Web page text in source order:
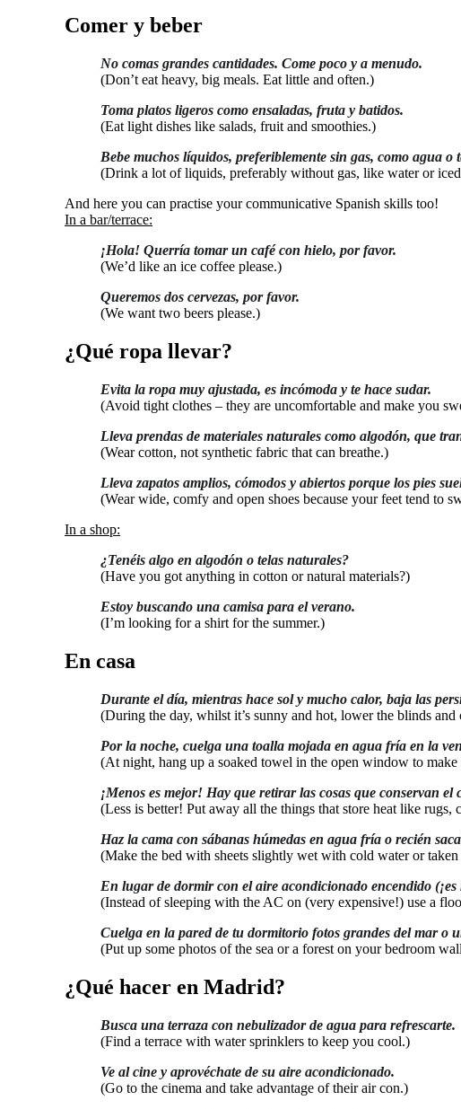
Comer y beber
No comas grandes cantidades. Come poco y a menudo.
(Don’t eat heavy, big meals. Eat little and often.)
Toma platos ligeros como ensaladas, fruta y batidos.
(Eat light dishes like salads, fruit and smoothies.)
Bebe muchos líquidos, preferiblemente sin gas, como agua o
(Drink a lot of liquids, preferably without gas, like water or
And here you can practise your communicative Spanish skills too!
In a bar/terrace:
¡Hola! Querría tomar un café con hielo, por favor.
(We’d like an ice coffee please.)
Queremos dos cervezas, por favor.
(We want two beers please.)
¿Qué ropa llevar?
Evita la ropa muy ajustada, es incómoda y te hace sudar.
(Avoid tight clothes – they are uncomfortable and make you
Lleva prendas de materiales naturales como algodón, que
(Wear cotton, not synthetic fabric that can breathe.)
Lleva zapatos amplios, cómodos y abiertos porque los pies
(Wear wide, comfy and open shoes because your feet tend to
In a shop:
¿Tenéis algo en algodón o telas naturales?
(Have you got anything in cotton or natural materials?)
Estoy buscando una camisa para el verano.
(I’m looking for a shirt for the summer.)
En casa
Durante el día, mientras hace sol y mucho calor, baja las
(During the day, whilst it’s sunny and hot, lower the blinds
Por la noche, cuelga una toalla mojada en agua fría en la
(At night, hang up a soaked towel in the open window to make
¡Menos es mejor! Hay que retirar las cosas que conservan
(Less is better! Put away all the things that store heat like rugs,
Haz la cama con sábanas húmedas en agua fría o recién
(Make the bed with sheets slightly wet with cold water or
En lugar de dormir con el aire acondicionado encendido
(Instead of sleeping with the AC on (very expensive!) use a
Cuelga en la pared de tu dormitorio fotos grandes del mar o
(Put up some photos of the sea or a forest on your bedroom
¿Qué hacer en Madrid?
Busca una terraza con nebulizador de agua para refrescarte.
(Find a terrace with water sprinklers to keep you cool.)
Ve al cine y aprovéchate de su aire acondicionado.
(Go to the cinema and take advantage of their air con.)